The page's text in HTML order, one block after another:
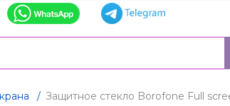
/ Защитное стекло Borofone Full